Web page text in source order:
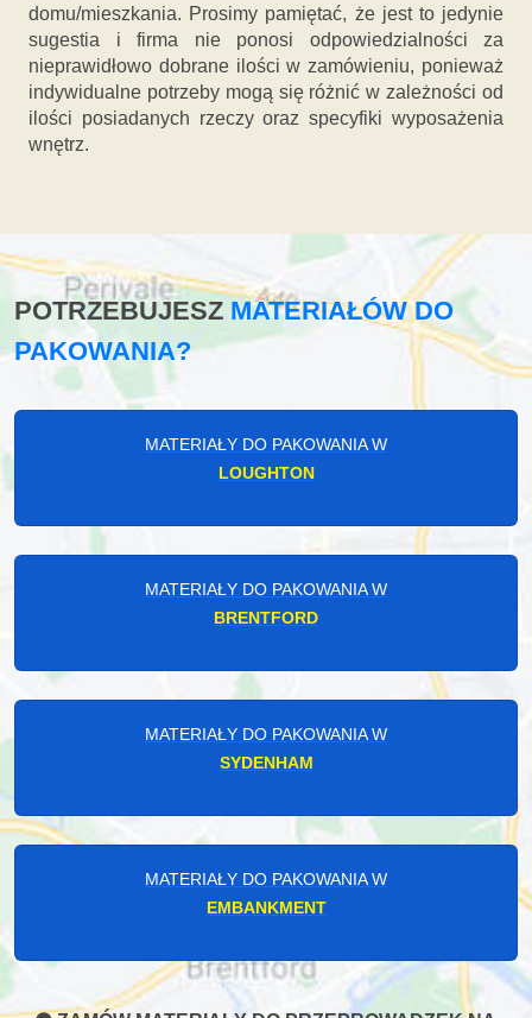
domu/mieszkania. Prosimy pamiętać, że jest to jedynie
sugestia i firma nie ponosi odpowiedzialności za
nieprawidłowo dobrane ilości w zamówieniu, ponieważ
indywidualne potrzeby mogą się różnić w zależności od
ilości posiadanych rzeczy oraz specyfiki wyposażenia
wnętrz.
POTRZEBUJESZMATERIAŁÓW DO
PAKOWANIA?
MATERIAŁY DO PAKOWANIA W
LOUGHTON
MATERIAŁY DO PAKOWANIA W
BRENTFORD
MATERIAŁY DO PAKOWANIA W
SYDENHAM
MATERIAŁY DO PAKOWANIA W
EMBANKMENT